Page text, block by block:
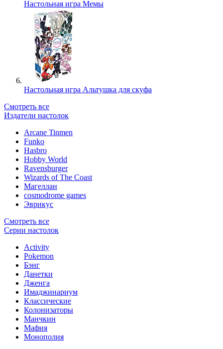
Настольная игра Мемы
Настольная игра Альтушка для скуфа
Смотреть все
Издатели настолок
Arcane Tinmen
Funko
Hasbro
Hobby World
Ravensburger
Wizards of The Coast
Магеллан
сosmodrome games
Эврикус
Смотреть все
Серии настолок
Activity
Pokemon
Бэнг
Данетки
Дженга
Имаджинариум
Классические
Колонизаторы
Манчкин
Мафия
Монополия